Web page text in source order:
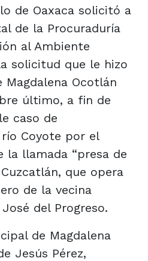
de Oaxaca solicitó a
de la Procuraduría
al Ambiente
solicitud que le hizo
Ocotlán
último, a fin de
caso de
Coyote por el
la llamada “presa de
que opera
de la vecina
del Progreso.
de Magdalena
Jesús Pérez,